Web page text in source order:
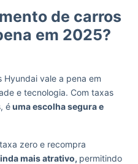
de carros
em 2025?
Hyundai vale a pena em
e tecnologia. Com taxas
éuma escolha segura e
zero e recompra
mais atrativo, permitindo